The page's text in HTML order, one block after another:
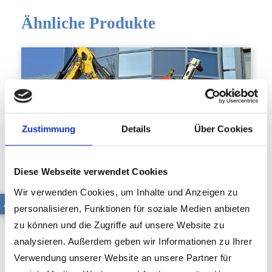
Zustimmung Details Über Cookies
Diese Webseite verwendet Cookies
Wir verwenden Cookies, um Inhalte und Anzeigen zu
personalisieren, Funktionen für soziale Medien anbieten
zu können und die Zugriffe auf unsere Website zu
analysieren. Außerdem geben wir Informationen zu Ihrer
Verwendung unserer Website an unsere Partner für
Ähnliche Produkte
AB L100